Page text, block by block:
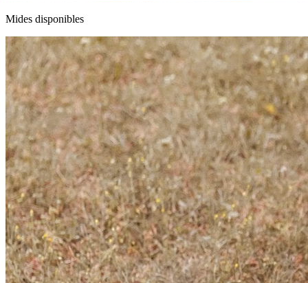
Mides disponibles